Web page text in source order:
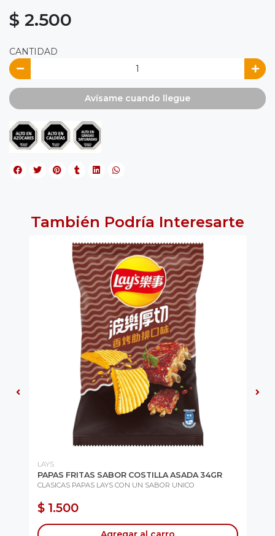
$ 2.500
CANTIDAD
Avísame cuando llegue
También Podría Interesarte
LAYS
PAPAS FRITAS SABOR COSTILLA ASADA 34GR
CLASICAS PAPAS LAYS CON UN SABOR UNICO
$ 1.500